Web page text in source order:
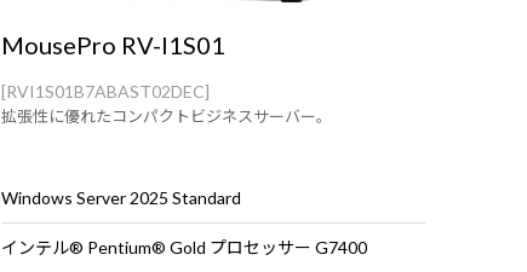
MousePro RV-I1S01
[RVI1S01B7ABAST02DEC]
拡張性に優れたコンパクトビジネスサーバー。
Windows Server 2025 Standard
インテル® Pentium® Gold プロセッサー G7400